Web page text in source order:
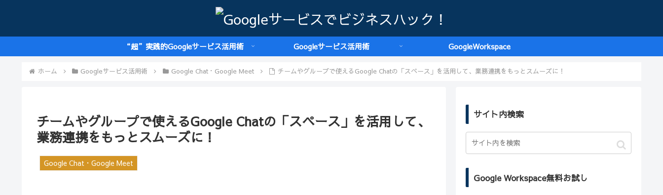
“超”実践的Googleサービス活用術 Googleサービス活用術 GoogleWorkspace
ホーム Googleサービス活用術 Google Chat・Google Meet チームやグループで使えるGoogle Chatの「スペース」を活用して、業務連携をもっとスムーズに！
チームやグループで使えるGoogle Chatの「スペース」を活用して、
業務連携をもっとスムーズに！
Google Chat・Google Meet
サイト内検索
Google Workspace無料お試し